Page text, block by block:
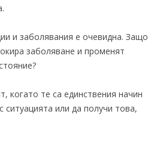
и заболявания е очевидна. Защо
заболяване и променят
когато те са единствения начин
ситуацията или да получи това,